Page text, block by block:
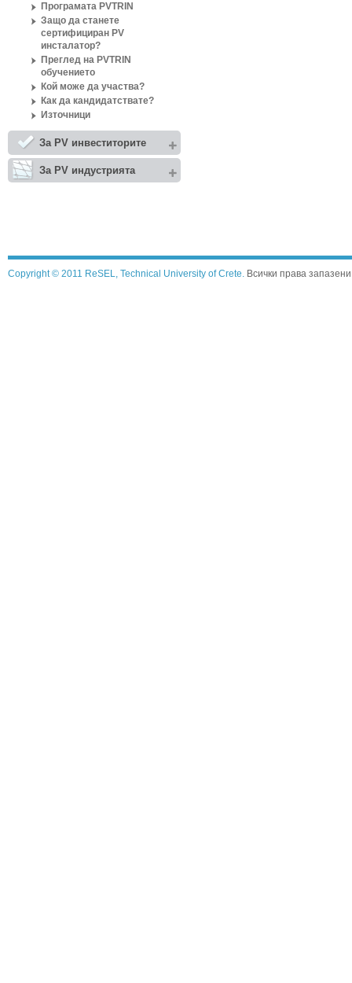
Програмата PVTRIN
Защо да станeте
сертифициран PV
инсталатор?
Преглед на PVTRIN
обучението
Кой може да участва?
Как да кандидатствате?
Източници
За PV инвеститорите
За PV индустрията
Copyright © 2011 ReSEL, Technical University of Crete. Всички права запазени